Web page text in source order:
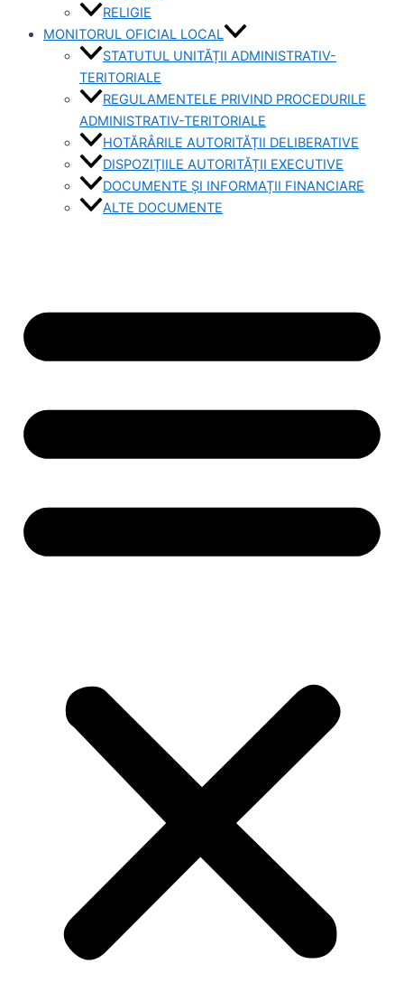
RELIGIE
MONITORUL OFICIAL LOCAL
STATUTUL UNITĂȚII ADMINISTRATIV-
TERITORIALE
REGULAMENTELE PRIVIND PROCEDURILE
ADMINISTRATIV-TERITORIALE
HOTĂRÂRILE AUTORITĂȚII DELIBERATIVE
DISPOZIȚIILE AUTORITĂȚII EXECUTIVE
DOCUMENTE ȘI INFORMAȚII FINANCIARE
ALTE DOCUMENTE